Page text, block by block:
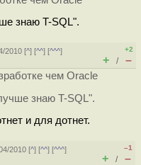
знаю T-SQL".
2010 [^] [^^] [^^^]
+2
+ / –
чем Oracle
знаю T-SQL".
и для дотнет.
2010 [^] [^^] [^^^]
–1
+ / –